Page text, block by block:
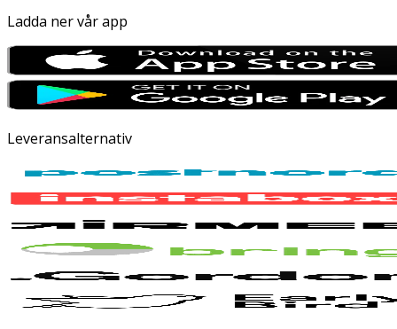
Ladda ner vår app
Leveransalternativ